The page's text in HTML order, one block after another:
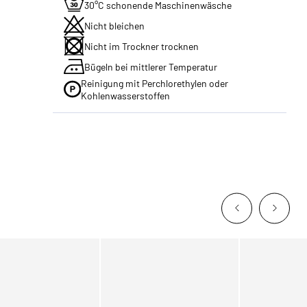
30°C schonende Maschinenwäsche
Nicht bleichen
Nicht im Trockner trocknen
Bügeln bei mittlerer Temperatur
Reinigung mit Perchlorethylen oder
Kohlenwasserstoffen